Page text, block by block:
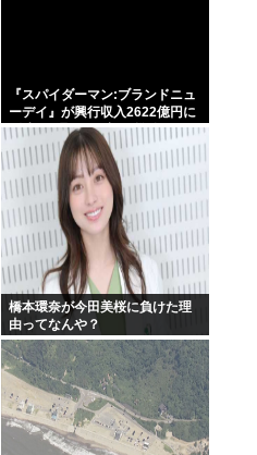
『スパイダーマン:ブランドニュ
ーデイ』が興行収入2622億円に
到達！2週目も好調に推移へ
橋本環奈が今田美桜に負けた理
由ってなんや？